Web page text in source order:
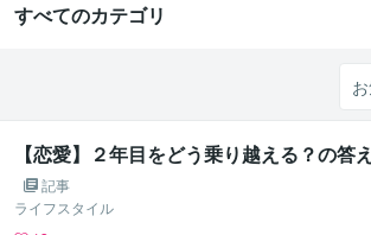
すべてのカテゴリ
【恋愛】２年目をどう乗り越える？の答え
記事
ライフスタイル